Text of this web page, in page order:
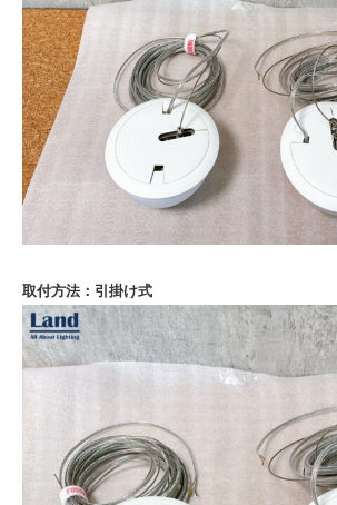
取付方法：引掛け式